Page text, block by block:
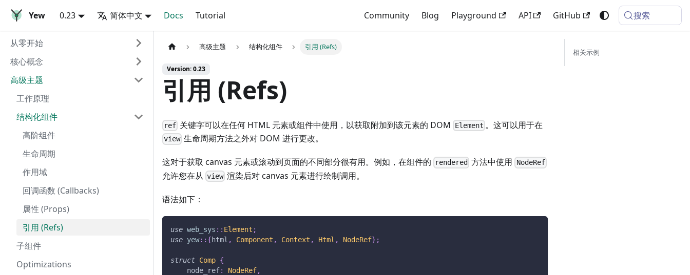
Yew 0.23 简体中文 Docs Tutorial Community Blog Playground API GitHub 搜索
从零开始
核心概念
高级主题
工作原理
结构化组件
高阶组件
生命周期
作用域
回调函数 (Callbacks)
属性 (Props)
引用 (Refs)
子组件
Optimizations
高级主题 结构化组件 引用 (Refs)
Version: 0.23
引用 (Refs)
ref 关键字可以在任何 HTML 元素或组件中使用，以获取附加到该元素的 DOM Element 。这可以用于在
view 生命周期方法之外对 DOM 进行更改。
这对于获取 canvas 元素或滚动到页面的不同部分很有用。例如，在组件的 rendered 方法中使用 NodeRef
允许您在从 view 渲染后对 canvas 元素进行绘制调用。
语法如下：
use web_sys :: Element ;
use yew:: {html , Component , Context , Html , NodeRef} ;
struct Comp {
    node_ref
: NodeRef,
相关示例